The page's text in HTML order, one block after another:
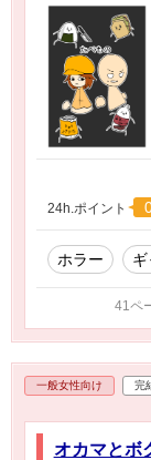
24h.ポイント
ホラー
41ペ
一般女性向け 完
オカマとボ